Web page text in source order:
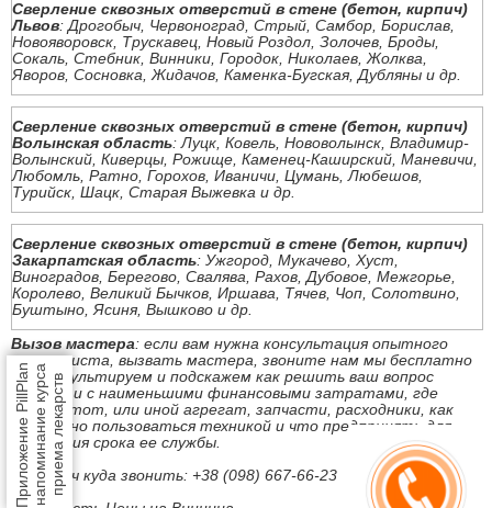
Приложение PillPlanнапоминание курсаприема лекарств
Сверление сквозных отверстий в стене (бетон, кирпич)
Львов: Дрогобыч, Червоноград, Стрый, Самбор, Борислав,
Новояворовск, Трускавец, Новый Роздол, Золочев, Броды,
Сокаль, Стебник, Винники, Городок, Николаев, Жолква,
Яворов, Сосновка, Жидачов, Каменка-Бугская, Дубляны и др.
Сверление сквозных отверстий в стене (бетон, кирпич)
Волынская область: Луцк, Ковель, Нововолынск, Владимир-
Волынский, Киверцы, Рожище, Каменец-Каширский, Маневичи,
Любомль, Ратно, Горохов, Иваничи, Цумань, Любешов,
Турийск, Шацк, Старая Выжевка и др.
Сверление сквозных отверстий в стене (бетон, кирпич)
Закарпатская область: Ужгород, Мукачево, Хуст,
Виноградов, Берегово, Свалява, Рахов, Дубовое, Межгорье,
Королево, Великий Бычков, Иршава, Тячев, Чоп, Солотвино,
Буштыно, Ясиня, Вышково и др.
Вызов мастера: если вам нужна консультация опытного
специалиста, вызвать мастера, звоните нам мы бесплатно
проконсультируем и подскажем как решить ваш вопрос
быстро и с наименьшими финансовыми затратами, где
купить тот, или иной агрегат, запчасти, расходники, как
безопасно пользоваться техникой и что предпринять для
продления срока ее службы.
Под ключ куда звонить: +38 (098) 667-66-23